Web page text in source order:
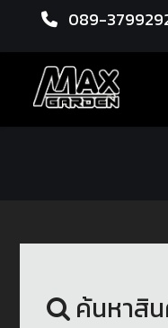
089-
หน้าแรก ล้อแม็กซ์
ค้นหาสิ